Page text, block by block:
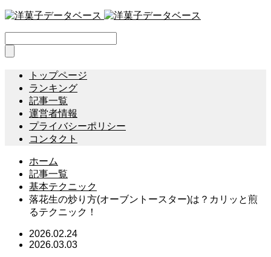
トップページ
ランキング
記事一覧
運営者情報
プライバシーポリシー
コンタクト
ホーム
記事一覧
基本テクニック
落花生の炒り方(オーブントースター)は？カリッと煎
るテクニック！
2026.02.24
2026.03.03